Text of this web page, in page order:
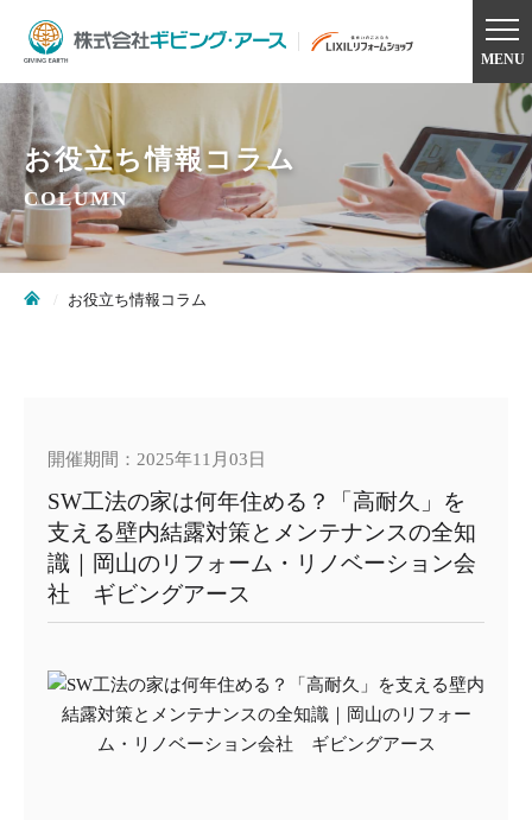
MENU
お役立ち情報コラム
COLUMN
お役立ち情報コラム
開催期間：2025年11月03日
SW工法の家は何年住める？「高耐久」を
支える壁内結露対策とメンテナンスの全知
識｜岡山のリフォーム・リノベーション会
社 ギビングアース